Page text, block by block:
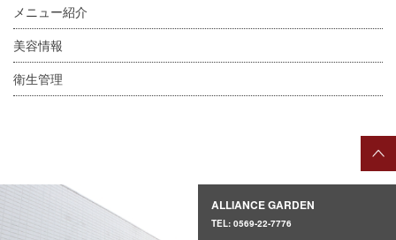
メニュー紹介
美容情報
衛生管理
ALLIANCE GARDEN
TEL: 0569-22-7776